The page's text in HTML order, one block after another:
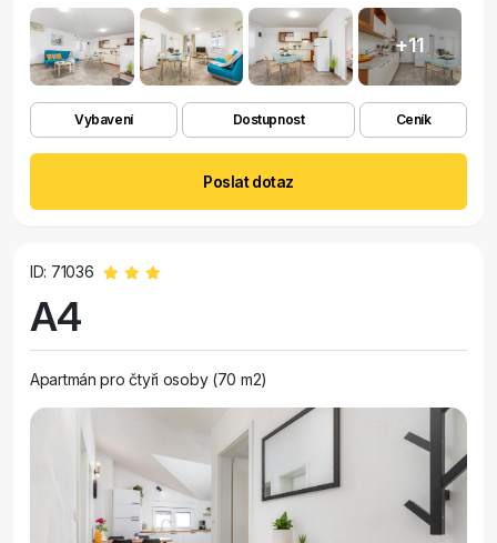
+11
Vybavení Dostupnost Ceník
Poslat dotaz
ID: 71036
A4
Apartmán pro čtyři osoby (70 m2)